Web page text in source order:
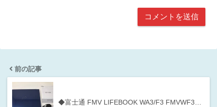
前の記事
◆富士通 FMV LIFEBOOK WA3/F3 FMVWF3…